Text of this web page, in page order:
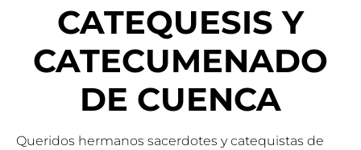
CATEQUESIS Y
CATECUMENADO
DE CUENCA
Queridos hermanos sacerdotes y catequistas de